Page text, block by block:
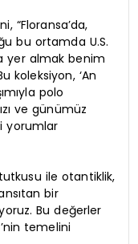
“Floransa’da,
bu ortamda U.S.
yer almak benim
koleksiyon, ‘An
polo
ve günümüz
yorumlar
ile otantiklik,
bir
Bu değerler
temelini